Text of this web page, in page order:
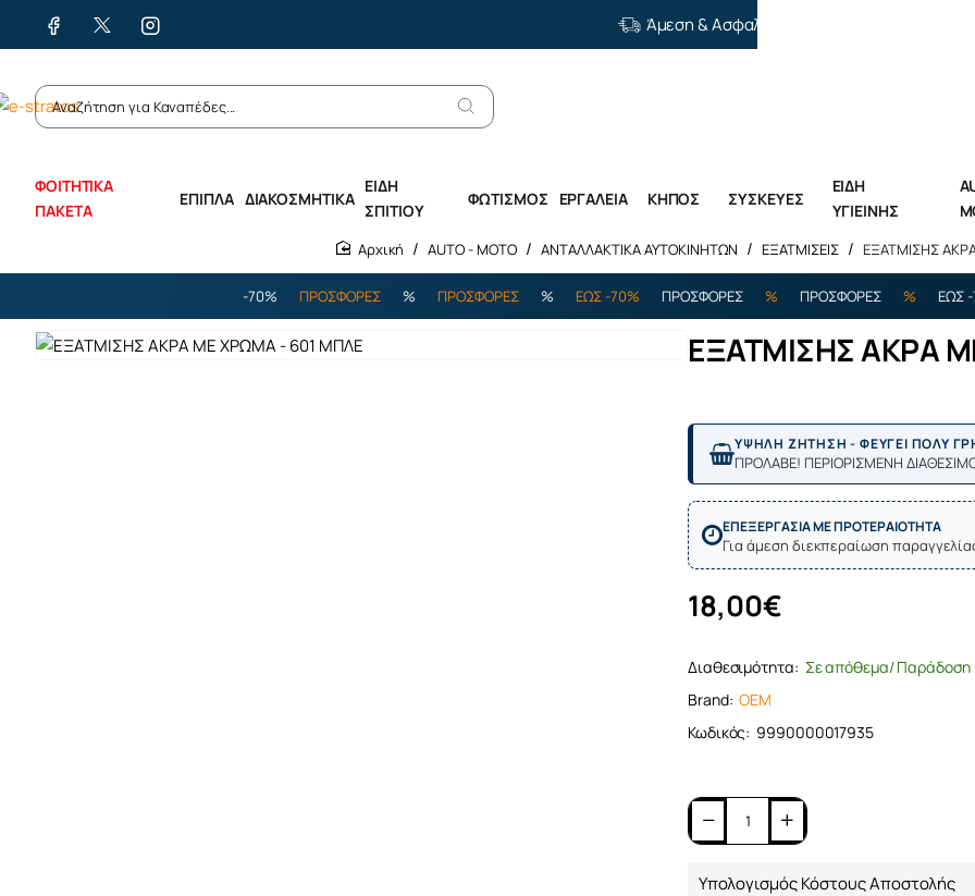
Άμεση & Ασφαλής Διανομή
ΦΟΙΤΗΤΙΚΑ
ΠΑΚΕΤΑ
ΕΠΙΠΛΑ ΔΙΑΚΟΣΜΗΤΙΚΑ
ΕΙΔΗ
ΣΠΙΤΙΟΥ
ΦΩΤΙΣΜΟΣ ΕΡΓΑΛΕΙΑ ΚΗΠΟΣ ΣΥΣΚΕΥΕΣ
ΕΙΔΗ
ΥΓΙΕΙΝΗΣ
home
AUTO - MOTO ΑΝΤΑΛΛΑΚΤΙΚΑ ΑΥΤΟΚΙΝΗΤΩΝ ΕΞΑΤΜΙΣΕΙΣ ΕΞΑΤΜΙΣΗΣ
ΠΡΟΣΦΟΡΕΣ % ΠΡΟΣΦΟΡΕΣ % ΕΩΣ -70% ΠΡΟΣΦΟΡΕΣ % ΠΡΟΣΦΟΡΕΣ % ΕΩΣ -70%
ΕΞΑΤΜΙΣΗΣ ΑΚΡΑ
ΥΨΗΛΗ ΖΗΤΗΣΗ - ΦΕΥΓΕΙ ΠΟΛΥ
ΠΡΟΛΑΒΕ! ΠΕΡΙΟΡΙΣΜΕΝΗ
ΕΠΕΞΕΡΓΑΣΙΑ ΜΕ ΠΡΟΤΕΡΑΙΟΤΗΤΑ
Για άμεση διεκπεραίωση
Διαθεσιμότητα: Σε απόθεμα/ Παράδοση
Brand: OEM
Κωδικός: 9990000017935
18,00€
Υπολογισμός Κόστους Αποστολής